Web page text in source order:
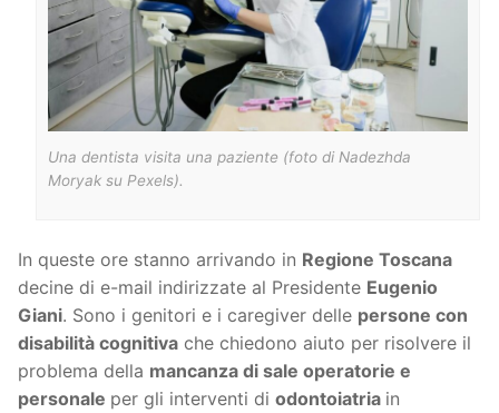
Una dentista visita una paziente (foto di Nadezhda
Moryak su Pexels).
In queste ore stanno arrivando in Regione Toscana
decine di e-mail indirizzate al Presidente Eugenio
Giani. Sono i genitori e i caregiver delle persone con
disabilità cognitiva che chiedono aiuto per risolvere il
problema della mancanza di sale operatorie e
personale per gli interventi di odontoiatria in